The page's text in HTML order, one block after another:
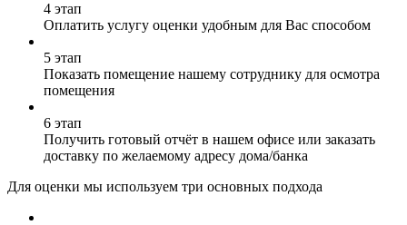
4 этап
Оплатить услугу оценки удобным для Вас способом
5 этап
Показать помещение нашему сотруднику для осмотра
помещения
6 этап
Получить готовый отчёт в нашем офисе или заказать
доставку по желаемому адресу дома/банка
Для оценки мы используем три основных подхода